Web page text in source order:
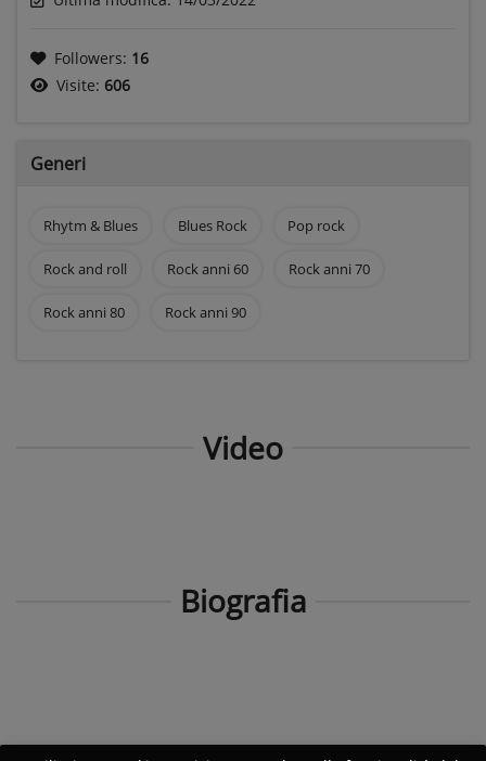
Followers: 16
Visite: 606
Generi
Rhytm & Blues Blues Rock Pop rock
Rock and roll Rock anni 60 Rock anni 70
Rock anni 80 Rock anni 90
Video
Biografia